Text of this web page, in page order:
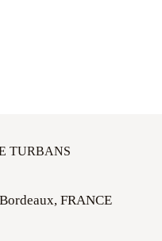
TURBANS
FRANCE